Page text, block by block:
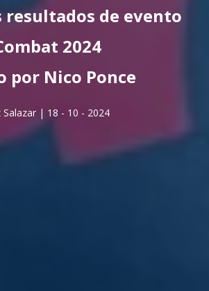
resultados de evento
2024
por Nico Ponce
Salazar | 18 - 10 - 2024